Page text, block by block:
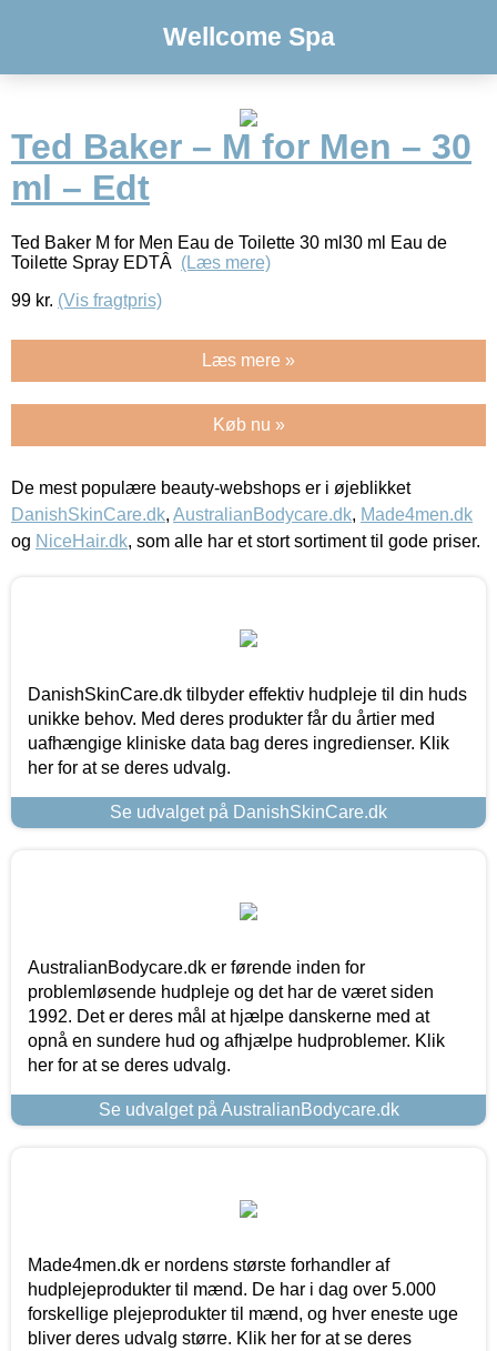
Wellcome Spa
Ted Baker – M for Men – 30
ml – Edt
Ted Baker M for Men Eau de Toilette 30 ml30 ml Eau de
Toilette Spray EDTÂ (Læs mere)
99 kr. (Vis fragtpris)
Læs mere »
Køb nu »
De mest populære beauty-webshops er i øjeblikket
DanishSkinCare.dk, AustralianBodycare.dk, Made4men.dk
og NiceHair.dk, som alle har et stort sortiment til gode priser.
DanishSkinCare.dk tilbyder effektiv hudpleje til din huds
unikke behov. Med deres produkter får du årtier med
uafhængige kliniske data bag deres ingredienser. Klik
her for at se deres udvalg.
Se udvalget på DanishSkinCare.dk
AustralianBodycare.dk er førende inden for
problemløsende hudpleje og det har de været siden
1992. Det er deres mål at hjælpe danskerne med at
opnå en sundere hud og afhjælpe hudproblemer. Klik
her for at se deres udvalg.
Se udvalget på AustralianBodycare.dk
Made4men.dk er nordens største forhandler af
hudplejeprodukter til mænd. De har i dag over 5.000
forskellige plejeprodukter til mænd, og hver eneste uge
bliver deres udvalg større. Klik her for at se deres